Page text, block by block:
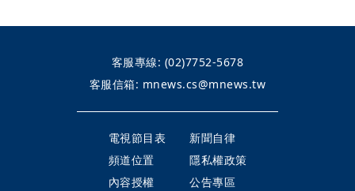
客服專線: (02)7752-5678
客服信箱: mnews.cs@mnews.tw
電視節目表
新聞自律
頻道位置
隱私權政策
內容授權
公告專區